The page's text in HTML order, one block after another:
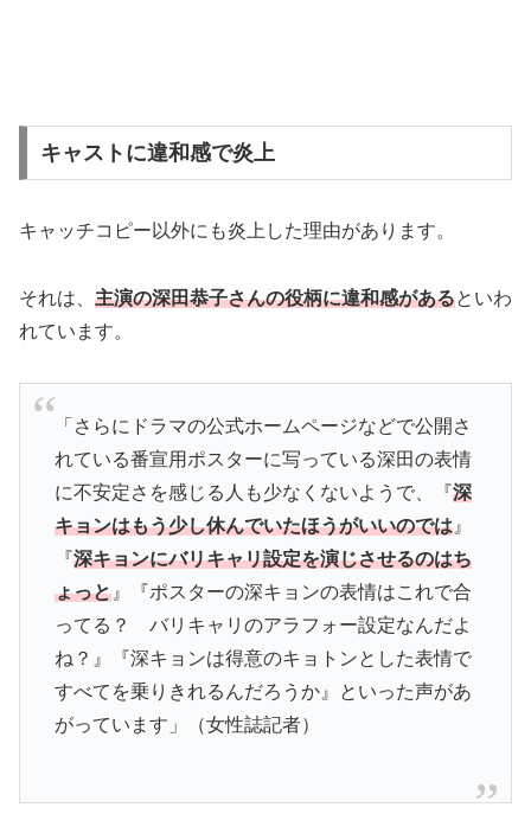
キャストに違和感で炎上
キャッチコピー以外にも炎上した理由があります。
それは、 主演の深田恭子さんの役柄に違和感があるといわ
れています。
「さらにドラマの公式ホームページなどで公開さ
れている番宣用ポスターに写っている深田の表情
に不安定さを感じる人も少なくないようで、『深
キョンはもう少し休んでいたほうがいいのでは』
『深キョンにバリキャリ設定を演じさせるのはち
ょっと』『ポスターの深キョンの表情はこれで合
ってる？ バリキャリのアラフォー設定なんだよ
ね？』『深キョンは得意のキョトンとした表情で
すべてを乗りきれるんだろうか』といった声があ
がっています」（女性誌記者）